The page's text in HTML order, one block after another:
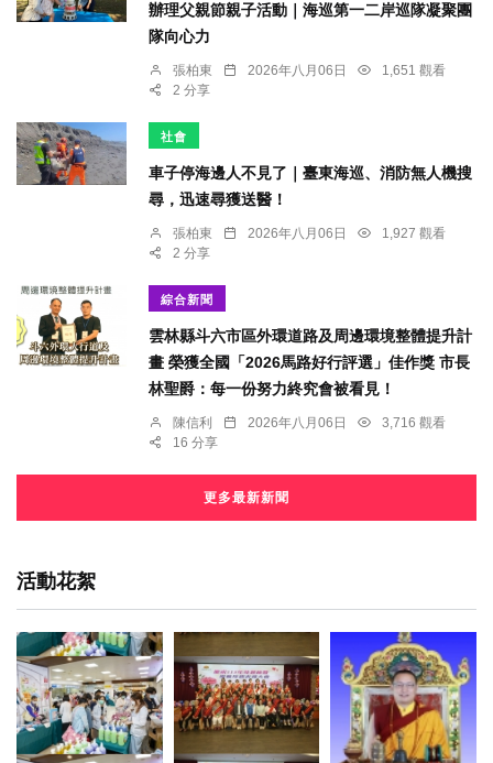
辦理父親節親子活動｜海巡第一二岸巡隊凝聚團
隊向心力
張柏東 2026年八月06日
1,651 觀看
2 分享
社會
車子停海邊人不見了｜臺東海巡、消防無人機搜
尋，迅速尋獲送醫！
張柏東 2026年八月06日
1,927 觀看
2 分享
綜合新聞
雲林縣斗六市區外環道路及周邊環境整體提升計
畫 榮獲全國「2026馬路好行評選」佳作獎 市長
林聖爵：每一份努力終究會被看見！
陳信利 2026年八月06日
3,716 觀看
16 分享
更多最新新聞
活動花絮